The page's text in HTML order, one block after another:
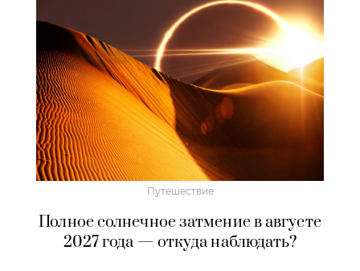
Путешествие
Полное солнечное затмение в августе
2027 года — откуда наблюдать?